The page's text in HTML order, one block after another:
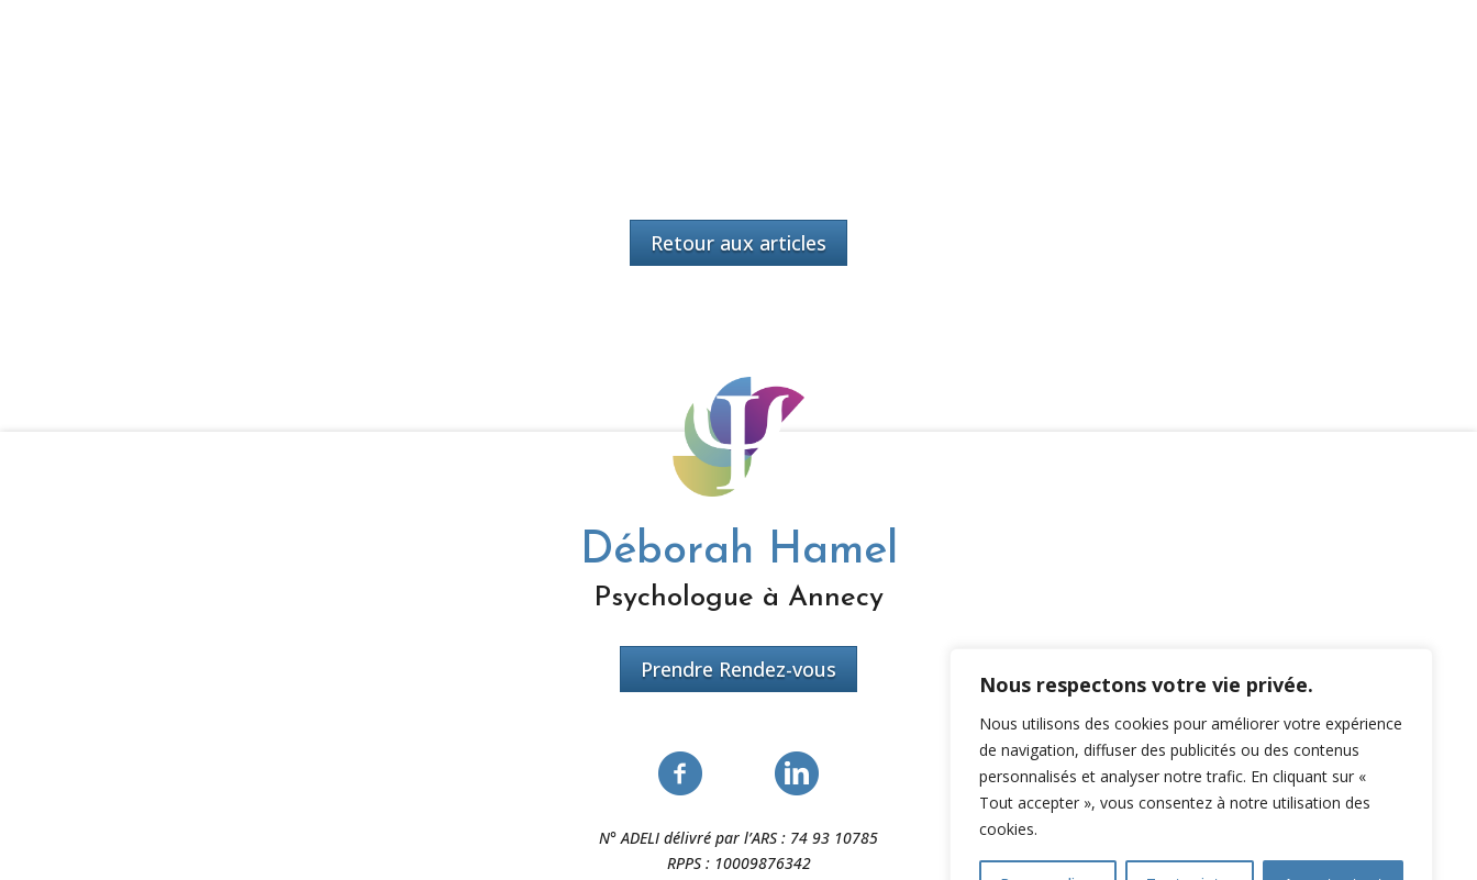
Nous respectons votre vie privée.
Nous utilisons des cookies pour améliorer votre expérience
de navigation, diffuser des publicités ou des contenus
personnalisés et analyser notre trafic. En cliquant sur «
Tout accepter », vous consentez à notre utilisation des
cookies.
Retour aux articles
Déborah Hamel
Psychologue à Annecy
Prendre Rendez-vous
N° ADELI délivré par l’ARS : 74 93 10785
RPPS : 10009876342